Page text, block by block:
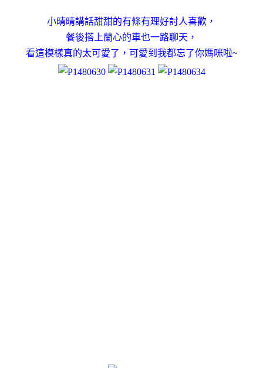
小晴晴講話甜甜的有條有理好討人喜歡，
餐後搭上蘭心的車也一路聊天，
看這模樣真的太可愛了，可愛到我都忘了你媽咪啦~